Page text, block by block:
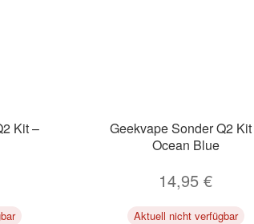
Kit –
Geekvape Sonder Q2
Ocean Blue
14,95€
Aktuell nicht verfügbar